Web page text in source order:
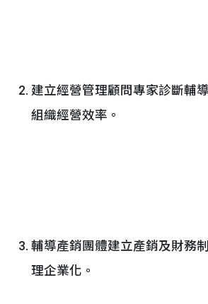
建立經營管理顧問專家診斷輔
組織經營效率。
輔導產銷團體建立產銷及財務
理企業化。